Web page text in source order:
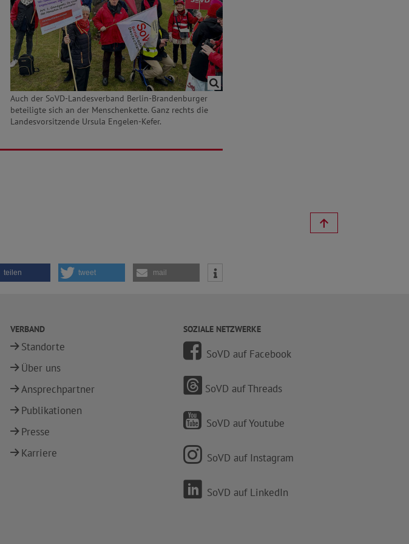
Auch der SoVD-Landesverband Berlin-Brandenburger
beteiligte sich an der Menschenkette. Ganz rechts die
Landesvorsitzende Ursula Engelen-Kefer.
teilen tweet mail
VERBAND
Standorte
Über uns
Ansprechpartner
Publikationen
Presse
Karriere
SOZIALE NETZWERKE
SoVD auf Facebook
SoVD auf Threads
SoVD auf Youtube
SoVD auf Instagram
SoVD auf LinkedIn